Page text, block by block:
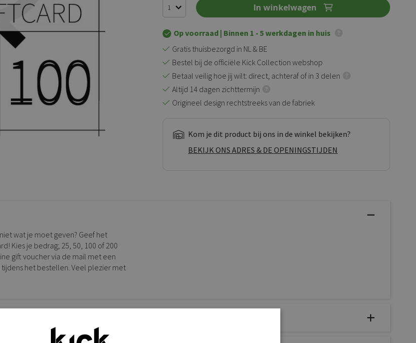
In winkelwagen
Op voorraad | Binnen 1 - 5 werkdagen in huis
Gratis thuisbezorgd in NL & BE
Bestel bij de officiële Kick Collection webshop
Betaal veilig hoe jij wilt: direct, achteraf of in 3 delen
Altijd 14 dagen zichttermijn
Origineel design rechtstreeks van de fabriek
Kom je dit product bij ons in de winkel bekijken?
BEKIJK ONS ADRES & DE OPENINGSTIJDEN
wat je moet geven? Geef het
Kies je bedrag; 25, 50, 100 of 200
gift voucher via de mail met een
het bestellen. Veel plezier met